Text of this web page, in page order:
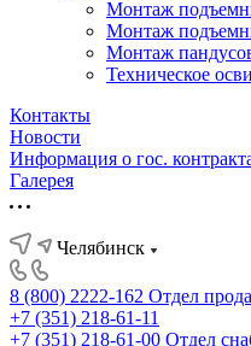
Монтаж
Монтаж
Монтаж
Техническое
Контакты
Новости
Информация о гос.
Галерея
Челябинск
8 (800) 2222-162 Отдел
+7 (351) 218-61-11
+7 (351) 218-61-00 Отдел